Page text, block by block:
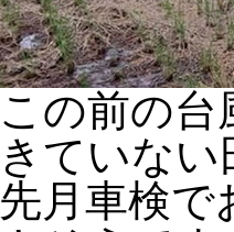
この前の台
きていな
先月車検で